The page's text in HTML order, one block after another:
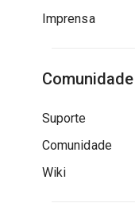
Imprensa
Comunidade
Suporte
Comunidade
Wiki